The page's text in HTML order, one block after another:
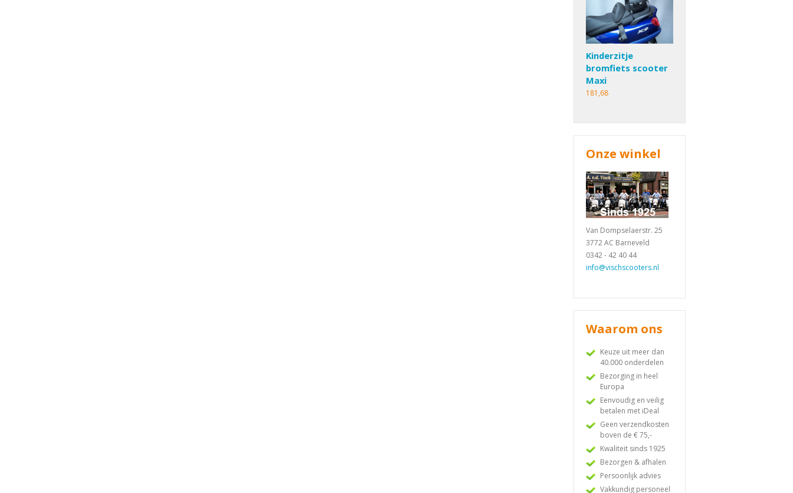
Kinderzitje
bromfiets scooter
Maxi
181,68
Onze winkel
Van Dompselaerstr. 25
3772 AC Barneveld
0342 - 42 40 44
info@vischscooters.nl
Waarom ons
Keuze uit meer dan
40.000 onderdelen
Bezorging in heel
Europa
Eenvoudig en veilig
betalen met iDeal
Geen verzendkosten
boven de € 75,-
Kwaliteit sinds 1925
Bezorgen & afhalen
Persoonlijk advies
Vakkundig personeel